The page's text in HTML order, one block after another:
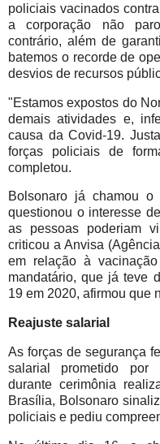
policiais vacinados
a corporação não
contrário, além de
batemos o recorde de
desvios de recursos
"Estamos expostos do
demais atividades e,
causa da Covid-19.
forças policiais de
completou.
Bolsonaro já chamou o
questionou o interesse
as pessoas poderiam
criticou a Anvisa
em relação à
mandatário, que já teve
19 em 2020, afirmou que
Reajuste salarial
As forças de segurança
salarial prometido por
durante cerimônia
Brasília, Bolsonaro
policiais e pediu